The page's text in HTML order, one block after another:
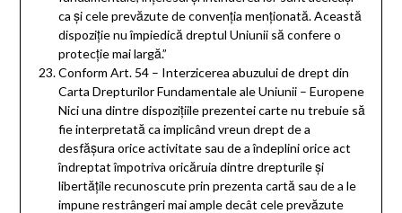
ca și cele prevăzute de convenția menționată. Această
dispoziție nu împiedică dreptul Uniunii să confere o
protecție mai largă.”
Conform Art. 54 – Interzicerea abuzului de drept din
Carta Drepturilor Fundamentale ale Uniunii – Europene
Nici una dintre dispozițiile prezentei carte nu trebuie să
fie interpretată ca implicând vreun drept de a
desfășura orice activitate sau de a îndeplini orice act
îndreptat împotriva oricăruia dintre drepturile și
libertățile recunoscute prin prezenta cartă sau de a le
impune restrângeri mai ample decât cele prevăzute